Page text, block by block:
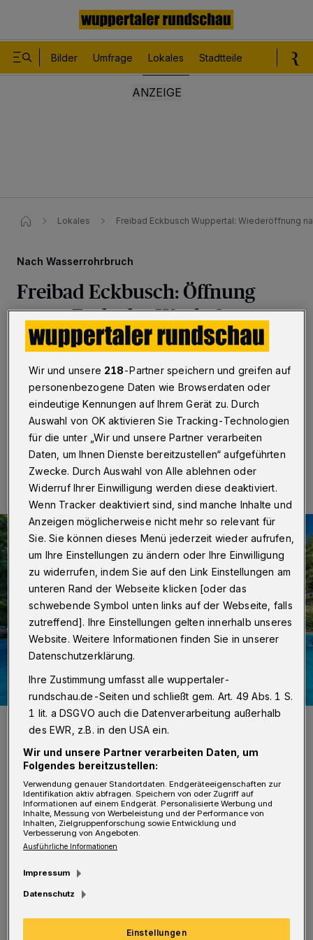
Bilder Umfrage Lokales Stadtteile
Lokales Freibad Eckbusch Wuppertal: Wiederöffnung
Nach Wasserrohrbruch
Freibad Eckbusch: Öffnung
gegen Ende der Woche?
Wuppertal·Gute Nachrichten für alle Fans des
Freibads Eckbusch: Wenn alles glatt läuft, kann der
Schwimmbetrieb Ende der Woche wieder
aufgenommen werden.
09.07.2019 , 11:33 Uhr Eine Minute Lesezeit
Können wir (sofern das Wetter mitspielt) zum Wochenende am
Eckbusch wieder ins kühle Nass springen?
W egen eines Wasserrohrbruchs im
Eckbusch vergangenen Freitag (5. Juli 2019)
den Betrieb kurzfristig einstellen. Die
Wiedereröffnung stand in den Sternen. Am
Wir und unsere 218-Partner speichern und greifen auf
personenbezogene Daten wie Browserdaten oder
eindeutige Kennungen auf Ihrem Gerät zu. Durch
Auswahl von OK aktivieren Sie Tracking-Technologien
für die unter „Wir und unsere Partner verarbeiten
Daten, um Ihnen Dienste bereitzustellen“ aufgeführten
Zwecke. Durch Auswahl von Alle ablehnen oder
Widerruf Ihrer Einwilligung werden diese deaktiviert.
Wenn Tracker deaktiviert sind, sind manche Inhalte und
Anzeigen möglicherweise nicht mehr so relevant für
Sie. Sie können dieses Menü jederzeit wieder aufrufen,
um Ihre Einstellungen zu ändern oder Ihre Einwilligung
zu widerrufen, indem Sie auf den Link Einstellungen am
unteren Rand der Webseite klicken [oder das
schwebende Symbol unten links auf der Webseite, falls
zutreffend]. Ihre Einstellungen gelten innerhalb unseres
Website. Weitere Informationen finden Sie in unserer
Datenschutzerklärung.
Ihre Zustimmung umfasst alle wuppertaler-
rundschau.de-Seiten und schließt gem. Art. 49 Abs. 1 S.
1 lit. a DSGVO auch die Datenverarbeitung außerhalb
des EWR, z.B. in den USA ein.
Wir und unsere Partner verarbeiten Daten, um
Folgendes bereitzustellen:
Verwendung genauer Standortdaten. Endgeräteeigenschaften zur
Identifikation aktiv abfragen. Speichern von oder Zugriff auf
Informationen auf einem Endgerät. Personalisierte Werbung und
Inhalte, Messung von Werbeleistung und der Performance von
Inhalten, Zielgruppenforschung sowie Entwicklung und
Verbesserung von Angeboten.
Ausführliche Informationen
Impressum
Datenschutz
Einstellungen